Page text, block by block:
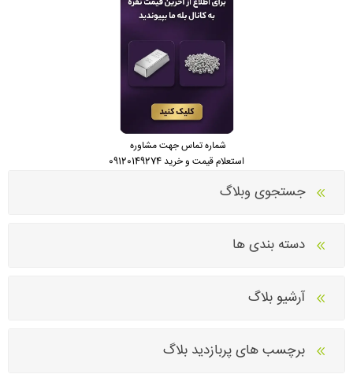
شماره تماس جهت مشاوره
استعلام قیمت و خرید 09120149274
جستجوی وبلاگ
دسته بندی ها
آرشیو بلاگ
برچسب های پربازدید بلاگ